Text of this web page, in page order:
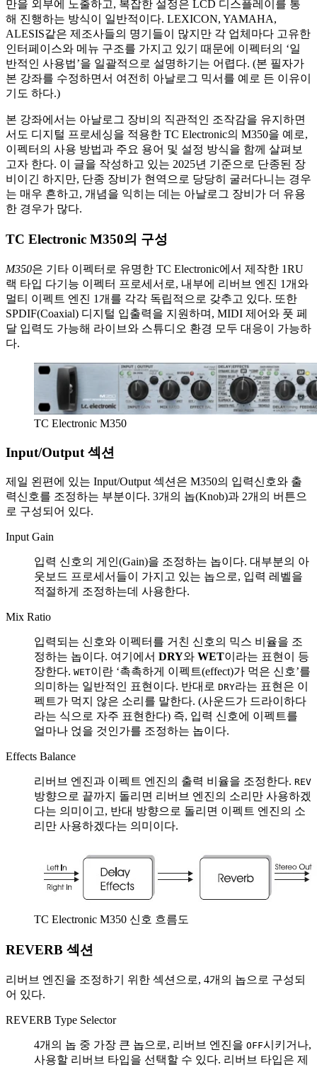
만을 외부에 노출하고, 복잡한 설정은 LCD 디스플레이를 통
해 진행하는 방식이 일반적이다. LEXICON, YAMAHA,
ALESIS같은 제조사들의 명기들이 많지만 각 업체마다 고유한
인터페이스와 메뉴 구조를 가지고 있기 때문에 이펙터의 ‘일
반적인 사용법’을 일괄적으로 설명하기는 어렵다. (본 필자가
본 강좌를 수정하면서 여전히 아날로그 믹서를 예로 든 이유이
기도 하다.)
본 강좌에서는 아날로그 장비의 직관적인 조작감을 유지하면
서도 디지털 프로세싱을 적용한 TC Electronic의 M350을 예로,
이펙터의 사용 방법과 주요 용어 및 설정 방식을 함께 살펴보
고자 한다. 이 글을 작성하고 있는 2025년 기준으로 단종된 장
비이긴 하지만, 단종 장비가 현역으로 당당히 굴러다니는 경우
는 매우 흔하고, 개념을 익히는 데는 아날로그 장비가 더 유용
한 경우가 많다.
TC Electronic M350의 구성
M350은 기타 이펙터로 유명한 TC Electronic에서 제작한 1RU
랙 타입 다기능 이펙터 프로세서로, 내부에 리버브 엔진 1개와
멀티 이펙트 엔진 1개를 각각 독립적으로 갖추고 있다. 또한
SPDIF(Coaxial) 디지털 입출력을 지원하며, MIDI 제어와 풋 페
달 입력도 가능해 라이브와 스튜디오 환경 모두 대응이 가능하
다.
TC Electronic M350
Input/Output 섹션
제일 왼편에 있는 Input/Output 섹션은 M350의 입력신호와 출
력신호를 조정하는 부분이다. 3개의 놉(Knob)과 2개의 버튼으
로 구성되어 있다.
Input Gain
입력 신호의 게인(Gain)을 조정하는 놉이다. 대부분의 아
웃보드 프로세서들이 가지고 있는 놉으로, 입력 레벨을
적절하게 조정하는데 사용한다.
Mix Ratio
입력되는 신호와 이펙터를 거친 신호의 믹스 비율을 조
정하는 놉이다. 여기에서 DRY와 WET이라는 표현이 등
장한다. WET이란 ‘촉촉하게 이펙트(effect)가 먹은 신호’를
의미하는 일반적인 표현이다. 반대로 DRY라는 표현은 이
펙트가 먹지 않은 소리를 말한다. (사운드가 드라이하다
라는 식으로 자주 표현한다) 즉, 입력 신호에 이펙트를
얼마나 얹을 것인가를 조정하는 놉이다.
Effects Balance
리버브 엔진과 이펙트 엔진의 출력 비율을 조정한다. REV
방향으로 끝까지 돌리면 리버브 엔진의 소리만 사용하겠
다는 의미이고, 반대 방향으로 돌리면 이펙트 엔진의 소
리만 사용하겠다는 의미이다.
TC Electronic M350 신호 흐름도
REVERB 섹션
리버브 엔진을 조정하기 위한 섹션으로, 4개의 놉으로 구성되
어 있다.
REVERB Type Selector
4개의 놉 중 가장 큰 놉으로, 리버브 엔진을 OFF시키거나,
사용할 리버브 타입을 선택할 수 있다. 리버브 타입은 제